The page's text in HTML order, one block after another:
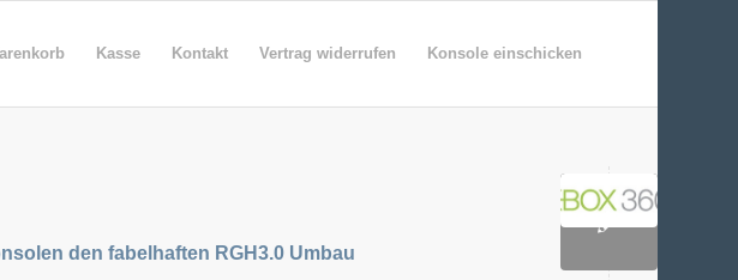
Kasse Kontakt Vertrag widerrufen Konsole einschicken
den fabelhaften RGH3.0 Umbau